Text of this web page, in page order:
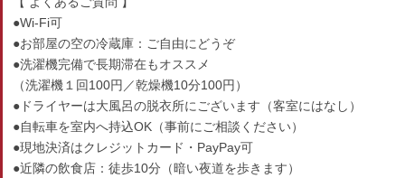
●Wi-Fi可
●お部屋の空の冷蔵庫：ご自由にどうぞ
●洗濯機完備で長期滞在もオススメ
（洗濯機１回100円／乾燥機10分100円）
●ドライヤーは大風呂の脱衣所にございます（客室にはなし）
●自転車を室内へ持込OK（事前にご相談ください）
●現地決済はクレジットカード・PayPay可
●近隣の飲食店：徒歩10分（暗い夜道を歩きます）